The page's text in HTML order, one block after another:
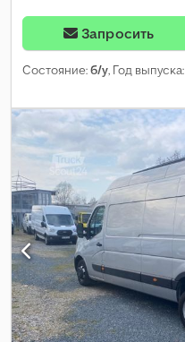
Запросить
Состояние:б/у, Год выпуска: